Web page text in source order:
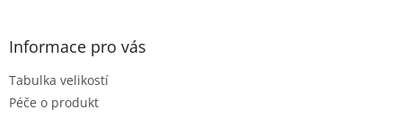
Informace pro vás
Tabulka velikostí
Péče o produkt